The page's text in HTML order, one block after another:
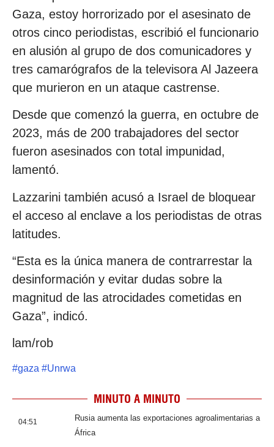
Gaza, estoy horrorizado por el asesinato de
otros cinco periodistas, escribió el funcionario
en alusión al grupo de dos comunicadores y
tres camarógrafos de la televisora Al Jazeera
que murieron en un ataque castrense.
Desde que comenzó la guerra, en octubre de
2023, más de 200 trabajadores del sector
fueron asesinados con total impunidad,
lamentó.
Lazzarini también acusó a Israel de bloquear
el acceso al enclave a los periodistas de otras
latitudes.
“Esta es la única manera de contrarrestar la
desinformación y evitar dudas sobre la
magnitud de las atrocidades cometidas en
Gaza”, indicó.
lam/rob
#gaza #Unrwa
MINUTO A MINUTO
04:51
Rusia aumenta las exportaciones agroalimentarias a
África